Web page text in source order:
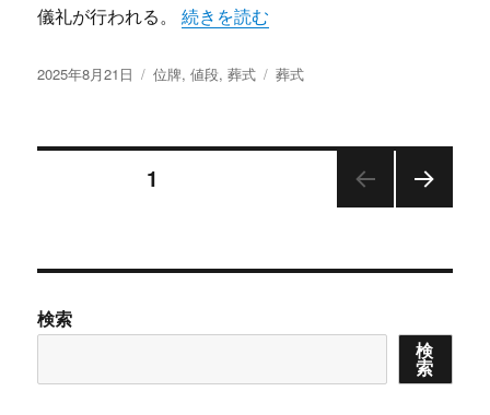
儀礼が行われる。“祈りと絆をつなぐ位牌日本人の心に
続きを読む
投
2025年8月21日
カ
リ
位牌,値段,葬式
タ
葬式
の
ペ
ー
1
検索
検
索